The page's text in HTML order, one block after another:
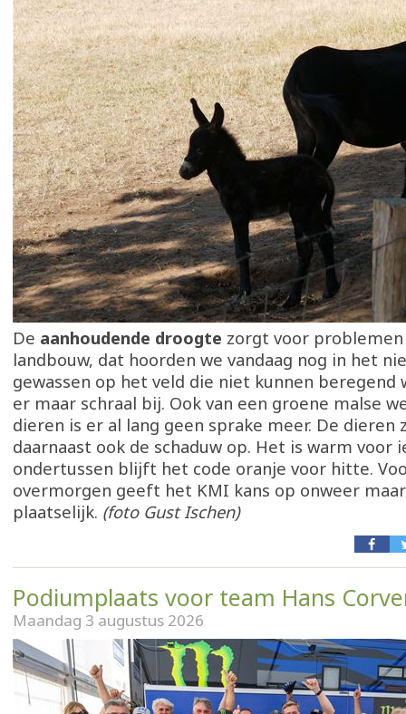
De aanhoudende droogte zorgt voor
landbouw, dat hoorden we vandaag nog in het
gewassen op het veld die niet kunnen beregend
er maar schraal bij. Ook van een groene malse
dieren is er al lang geen sprake meer. De dieren
daarnaast ook de schaduw op. Het is warm voor
ondertussen blijft het code oranje voor hitte.
overmorgen geeft het KMI kans op onweer
plaatselijk. (foto Gust Ischen)
Podiumplaats voor team Hans
Maandag 3 augustus 2026